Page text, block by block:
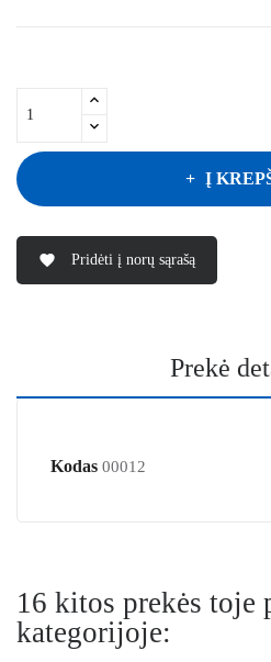
Į
favorite Pridėti į norų sąrašą
Prekė
Kodas 00012
16 kitos prekės toje
kategorijoje: